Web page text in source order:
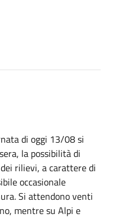
di oggi 13/08 si
la possibilità di
rilievi, a carattere di
occasionale
Si attendono venti
mentre su Alpi e